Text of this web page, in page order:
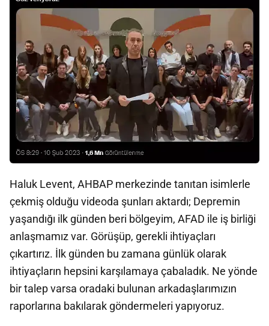
Haluk Levent, AHBAP merkezinde tanıtan isimlerle
çekmiş olduğu videoda şunları aktardı; Depremin
yaşandığı ilk günden beri bölgeyim, AFAD ile iş birliği
anlaşmamız var. Görüşüp, gerekli ihtiyaçları
çıkartırız. İlk günden bu zamana günlük olarak
ihtiyaçların hepsini karşılamaya çabaladık. Ne yönde
bir talep varsa oradaki bulunan arkadaşlarımızın
raporlarına bakılarak göndermeleri yapıyoruz.